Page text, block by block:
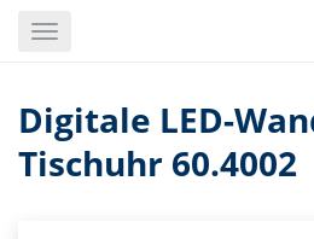
Toggle
Digitale LED-
Tischuhr 60.4002